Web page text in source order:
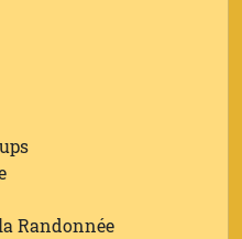
Randonnée